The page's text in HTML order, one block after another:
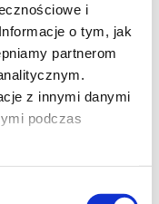
i
o tym, jak
partnerom
z innymi danymi
podczas
z nami już